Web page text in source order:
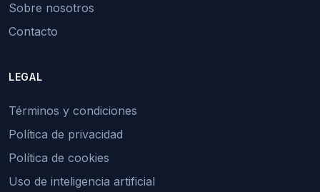
Sobre nosotros
Contacto
LEGAL
Términos y condiciones
Política de privacidad
Política de cookies
Uso de inteligencia artificial